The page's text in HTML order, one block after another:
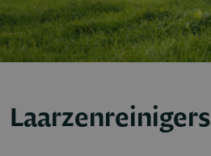
Laarzenreinigers